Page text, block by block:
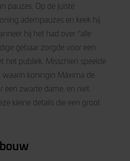
pauzes. Op de juiste
adempauzes en keek hij
hij het had over “alle
gebaar zorgde voor een
het publiek. Misschien speelde
waarin koningin Máxima de
een zwarte dame, en niet
kleine details die een groot